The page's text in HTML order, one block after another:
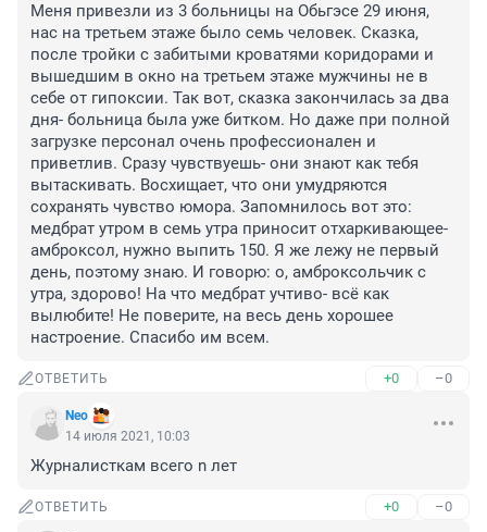
Меня привезли из 3 больницы на Обьгэсе 29 июня,
нас на третьем этаже было семь человек. Сказка,
после тройки с забитыми кроватями коридорами и
вышедшим в окно на третьем этаже мужчины не в
себе от гипоксии. Так вот, сказка закончилась за два
дня- больница была уже битком. Но даже при полной
загрузке персонал очень профессионален и
приветлив. Сразу чувствуешь- они знают как тебя
вытаскивать. Восхищает, что они умудряются
сохранять чувство юмора. Запомнилось вот это:
медбрат утром в семь утра приносит отхаркивающее-
амброксол, нужно выпить 150. Я же лежу не первый
день, поэтому знаю. И говорю: о, амброксольчик с
утра, здорово! На что медбрат учтиво- всё как
вылюбите! Не поверите, на весь день хорошее
настроение. Спасибо им всем.
ОТВЕТИТЬ +0 –0
Nео
14 июля 2021, 10:03
Журналисткам всего n лет
ОТВЕТИТЬ +0 –0